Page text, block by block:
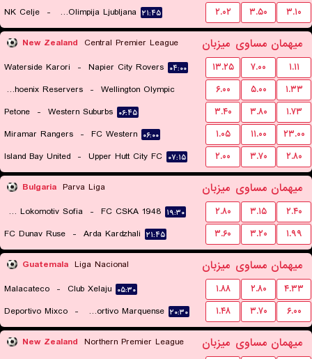
NK Celje - NK Olimpija Ljubljana ۲۱:۴۵ ۲.۰۲ ۳.۵۰ ۳.۱۰
New Zealand Central Premier League میزبان مساوی میهمان
Waterside Karori - Napier City Rovers ۰۴:۰۰ ۱۳.۲۵ ۷.۰۰
۱.۱۱
Wellington Phoenix Reservers
- Wellington Olympic
۰۶:۳۰
۶.۰۰ ۵.۰۰
۱.۳۳
Petone - Western Suburbs ۰۶:۴۵ ۳.۴۰ ۳.۸۰
۱.۷۳
Miramar Rangers - FC Western ۰۶:۰۰ ۱.۰۵ ۱۱.۰۰
۲۳.۰۰
Island Bay United - Upper Hutt City FC ۰۷:۱۵ ۲.۰۰ ۳.۷۰ ۲.۸۰
Bulgaria Parva Liga میزبان مساوی میهمان
PFC Lokomotiv Sofia - FC CSKA 1948 ۱۹:۳۰ ۲.۸۰ ۳.۱۵
۲.۴۰
FC Dunav Ruse - Arda Kardzhali ۲۱:۴۵ ۳.۶۰ ۳.۲۰ ۱.۹۹
Guatemala Liga Nacional میزبان مساوی میهمان
Malacateco - Club Xelaju ۰۵:۳۰ ۱.۸۸ ۲.۸۰
۴.۳۳
Deportivo Mixco - Deportivo Marquense ۲۰:۳۰ ۱.۴۸ ۳.۷۰ ۶.۰۰
New Zealand Northern Premier League میزبان مساوی میهمان